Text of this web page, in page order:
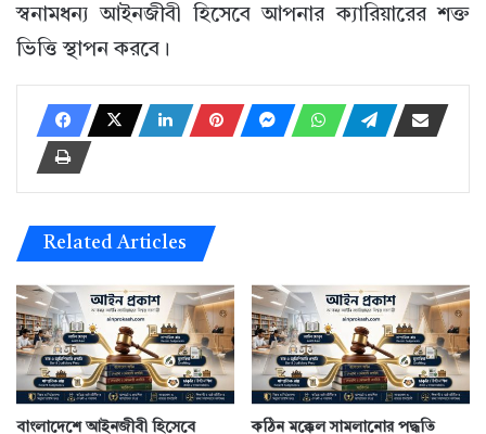
স্বনামধন্য আইনজীবী হিসেবে আপনার ক্যারিয়ারের শক্ত
ভিত্তি স্থাপন করবে।
Related Articles
বাংলাদেশে আইনজীবী হিসেবে
কঠিন মক্কেল সামলানোর পদ্ধতি